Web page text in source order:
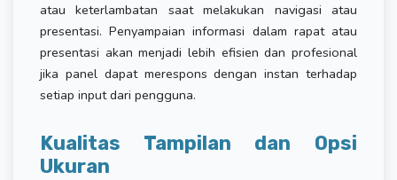
atau keterlambatan saat melakukan navigasi atau
presentasi. Penyampaian informasi dalam rapat atau
presentasi akan menjadi lebih efisien dan profesional
jika panel dapat merespons dengan instan terhadap
setiap input dari pengguna.
Kualitas Tampilan dan Opsi
Ukuran